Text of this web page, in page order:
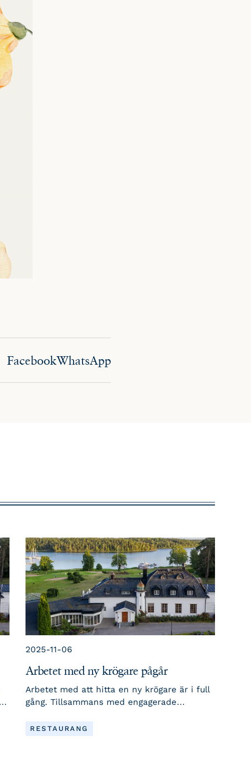
FacebookWhatsApp
2025-11-06
Arbetet med ny krögare pågår
Arbetet med att hitta en ny krögare är i full
gång. Tillsammans med engagerade
synpunkter inför nästa steg.
RESTAURANG
LÄS MER